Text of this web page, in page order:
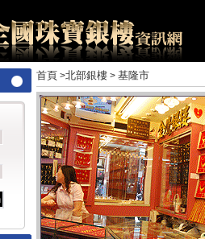
首頁 >北部銀樓> 基隆市